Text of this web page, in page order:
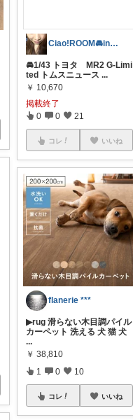
Ciao!ROOM🚘in富山
🚘1/43 トヨタ MR2 G-Limi
ted トムスニュース ...
￥ 10,670
掲載終了
0 0 21
コレ いいね
flanerie ***
▶︎rug 滑らない木目調パイル
カーペット 洗える 犬 猫 犬
...
￥ 38,810
1 0 10
コレ いいね